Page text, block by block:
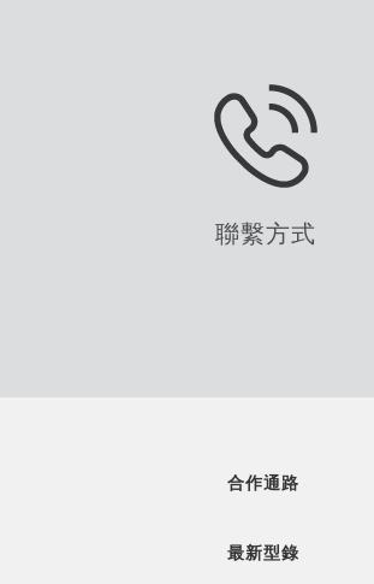
聯繫方式
合作通路
最新型錄